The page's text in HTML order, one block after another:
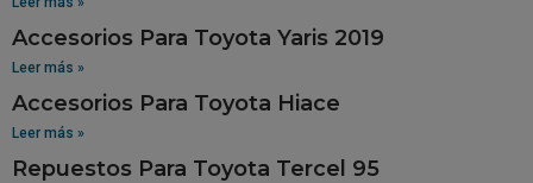
Accesorios Para Toyota Yaris 2019
Leer más »
Accesorios Para Toyota Hiace
Leer más »
Repuestos Para Toyota Tercel 95